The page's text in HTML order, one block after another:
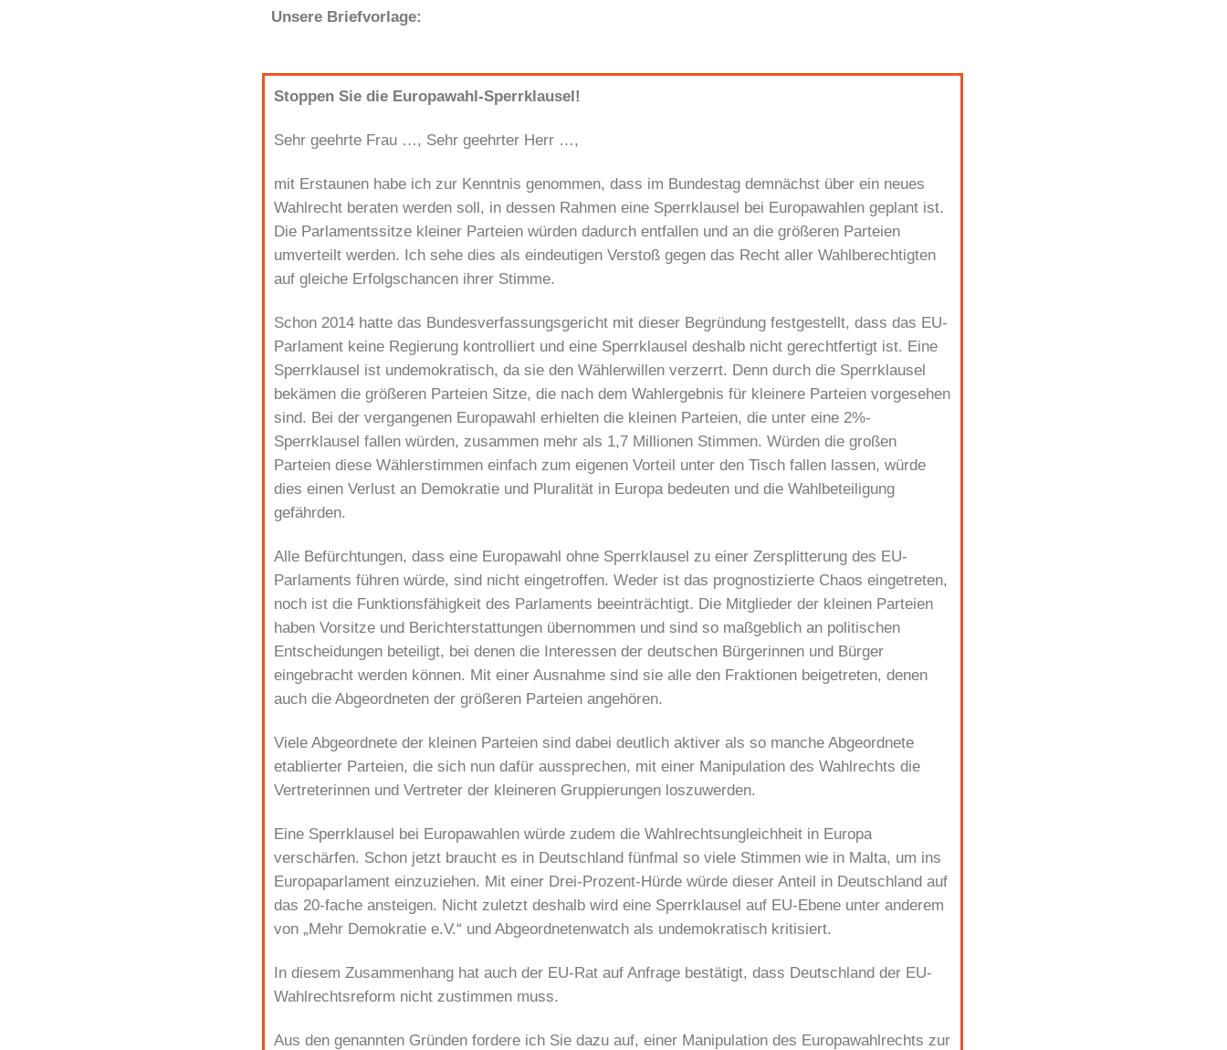
Unsere Briefvorlage:
Stoppen Sie die Europawahl-Sperrklausel!
Sehr geehrte Frau …, Sehr geehrter Herr …,
mit Erstaunen habe ich zur Kenntnis genommen, dass im Bundestag demnächst über ein neues
Wahlrecht beraten werden soll, in dessen Rahmen eine Sperrklausel bei Europawahlen geplant ist.
Die Parlamentssitze kleiner Parteien würden dadurch entfallen und an die größeren Parteien
umverteilt werden. Ich sehe dies als eindeutigen Verstoß gegen das Recht aller Wahlberechtigten
auf gleiche Erfolgschancen ihrer Stimme.
Schon 2014 hatte das Bundesverfassungsgericht mit dieser Begründung festgestellt, dass das EU-
Parlament keine Regierung kontrolliert und eine Sperrklausel deshalb nicht gerechtfertigt ist. Eine
Sperrklausel ist undemokratisch, da sie den Wählerwillen verzerrt. Denn durch die Sperrklausel
bekämen die größeren Parteien Sitze, die nach dem Wahlergebnis für kleinere Parteien vorgesehen
sind. Bei der vergangenen Europawahl erhielten die kleinen Parteien, die unter eine 2%-
Sperrklausel fallen würden, zusammen mehr als 1,7 Millionen Stimmen. Würden die großen
Parteien diese Wählerstimmen einfach zum eigenen Vorteil unter den Tisch fallen lassen, würde
dies einen Verlust an Demokratie und Pluralität in Europa bedeuten und die Wahlbeteiligung
gefährden.
Alle Befürchtungen, dass eine Europawahl ohne Sperrklausel zu einer Zersplitterung des EU-
Parlaments führen würde, sind nicht eingetroffen. Weder ist das prognostizierte Chaos eingetreten,
noch ist die Funktionsfähigkeit des Parlaments beeinträchtigt. Die Mitglieder der kleinen Parteien
haben Vorsitze und Berichterstattungen übernommen und sind so maßgeblich an politischen
Entscheidungen beteiligt, bei denen die Interessen der deutschen Bürgerinnen und Bürger
eingebracht werden können. Mit einer Ausnahme sind sie alle den Fraktionen beigetreten, denen
auch die Abgeordneten der größeren Parteien angehören.
Viele Abgeordnete der kleinen Parteien sind dabei deutlich aktiver als so manche Abgeordnete
etablierter Parteien, die sich nun dafür aussprechen, mit einer Manipulation des Wahlrechts die
Vertreterinnen und Vertreter der kleineren Gruppierungen loszuwerden.
Eine Sperrklausel bei Europawahlen würde zudem die Wahlrechtsungleichheit in Europa
verschärfen. Schon jetzt braucht es in Deutschland fünfmal so viele Stimmen wie in Malta, um ins
Europaparlament einzuziehen. Mit einer Drei-Prozent-Hürde würde dieser Anteil in Deutschland auf
das 20-fache ansteigen. Nicht zuletzt deshalb wird eine Sperrklausel auf EU-Ebene unter anderem
von „Mehr Demokratie e.V.“ und Abgeordnetenwatch als undemokratisch kritisiert.
In diesem Zusammenhang hat auch der EU-Rat auf Anfrage bestätigt, dass Deutschland der EU-
Wahlrechtsreform nicht zustimmen muss.
Aus den genannten Gründen fordere ich Sie dazu auf, einer Manipulation des Europawahlrechts zur